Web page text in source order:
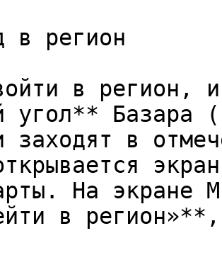
в регион
в регион,
угол** Базара
заходят в
На экране
в